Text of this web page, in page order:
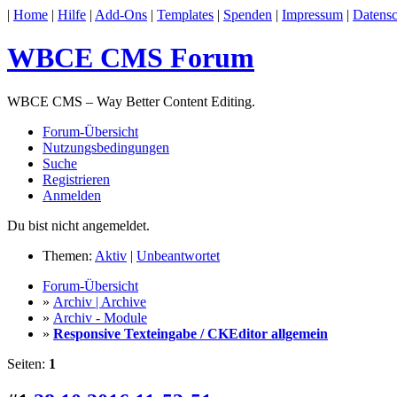
| Home | Hilfe | Add-Ons | Templates | Spenden | Impressum |
WBCE CMS Forum
WBCE CMS – Way Better Content Editing.
Forum-Übersicht
Nutzungsbedingungen
Suche
Registrieren
Anmelden
Du bist nicht angemeldet.
Themen: Aktiv | Unbeantwortet
Forum-Übersicht
» Archiv | Archive
» Archiv - Module
» Responsive Texteingabe / CKEditor allgemein
Seiten: 1